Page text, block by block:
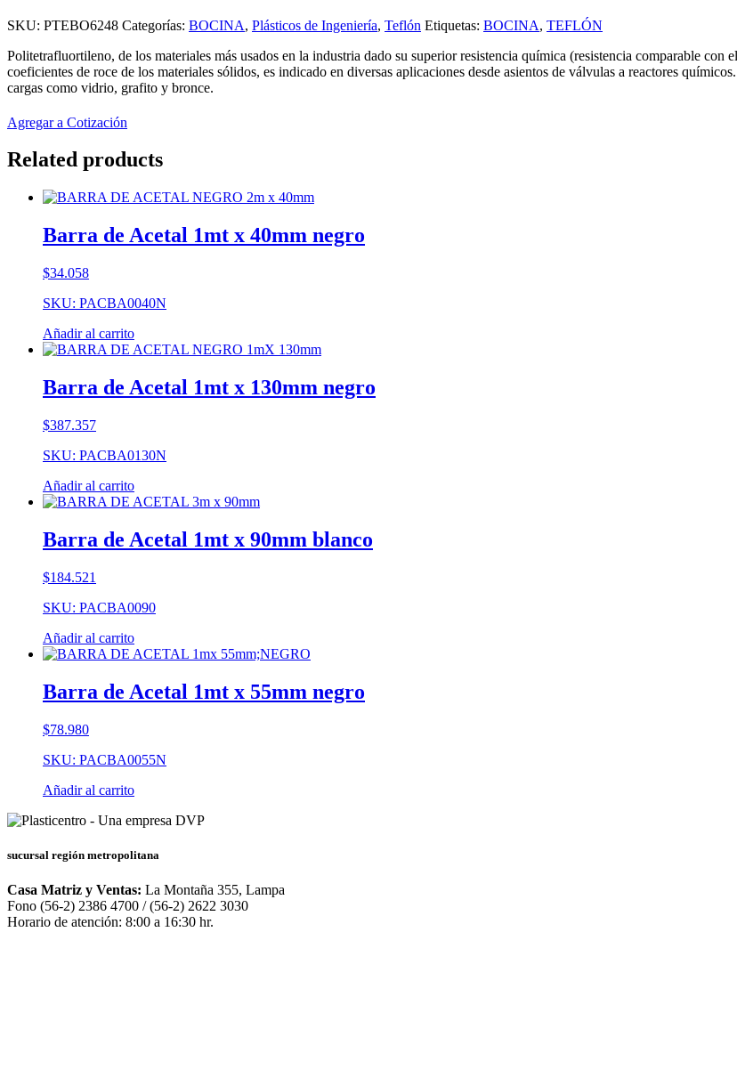
SKU: PTEBO6248 Categorías: BOCINA, Plásticos de Ingeniería, Teflón Etiquetas: BOCINA, TEFLÓN
Politetrafluortileno, de los materiales más usados en la industria dado su superior resistencia química (resistencia comparable con
coeficientes de roce de los materiales sólidos, es indicado en diversas aplicaciones desde asientos de válvulas a reactores
cargas como vidrio, grafito y bronce.
Agregar a Cotización
Related products
Barra de Acetal 1mt x 40mm negro
$34.058
SKU: PACBA0040N
Añadir al carrito
Barra de Acetal 1mt x 130mm negro
$387.357
SKU: PACBA0130N
Añadir al carrito
Barra de Acetal 1mt x 90mm blanco
$184.521
SKU: PACBA0090
Añadir al carrito
Barra de Acetal 1mt x 55mm negro
$78.980
SKU: PACBA0055N
Añadir al carrito
sucursal región metropolitana
Casa Matriz y Ventas: La Montaña 355, Lampa
Fono (56-2) 2386 4700 / (56-2) 2622 3030
Horario de atención: 8:00 a 16:30 hr.